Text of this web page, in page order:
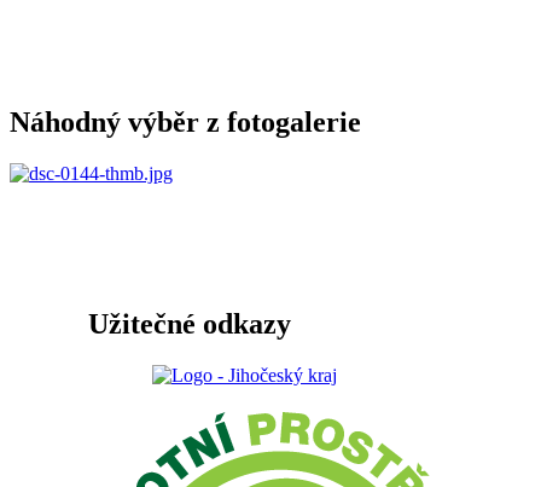
Náhodný výběr z fotogalerie
Užitečné odkazy